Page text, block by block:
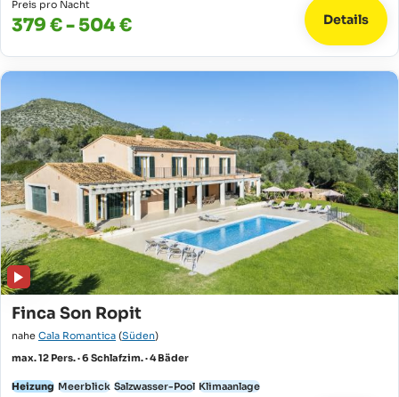
Preis pro Nacht
379 € - 504 € Details
Finca Son Ropit
nahe Cala Romantica (Süden)
max. 12 Pers. · 6 Schlafzim. · 4 Bäder
Heizung Meerblick Salzwasser-Pool Klimaanlage